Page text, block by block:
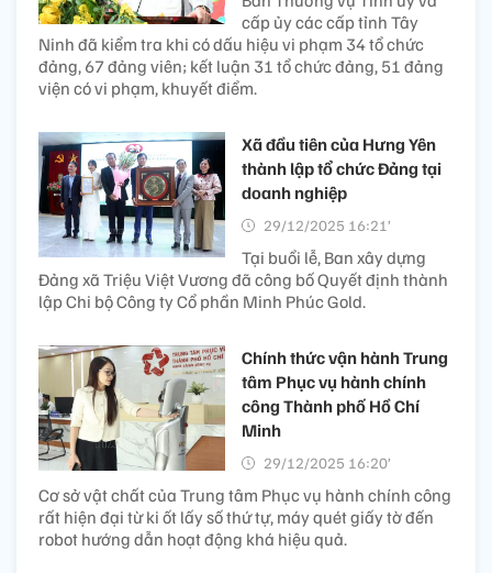
cấp ủy các cấp tỉnh Tây
Ninh đã kiểm tra khi có dấu hiệu vi phạm 34 tổ chức
đảng, 67 đảng viên; kết luận 31 tổ chức đảng, 51 đảng
viện có vi phạm, khuyết điểm.
Xã đầu tiên của Hưng Yên
thành lập tổ chức Đảng tại
doanh nghiệp
29/12/2025 16:21’
Tại buổi lễ, Ban xây dựng
Đảng xã Triệu Việt Vương đã công bố Quyết định thành
lập Chi bộ Công ty Cổ phần Minh Phúc Gold.
Chính thức vận hành Trung
tâm Phục vụ hành chính
công Thành phố Hồ Chí
Minh
29/12/2025 16:20’
Cơ sở vật chất của Trung tâm Phục vụ hành chính công
rất hiện đại từ ki ốt lấy số thứ tự, máy quét giấy tờ đến
robot hướng dẫn hoạt động khá hiệu quả.